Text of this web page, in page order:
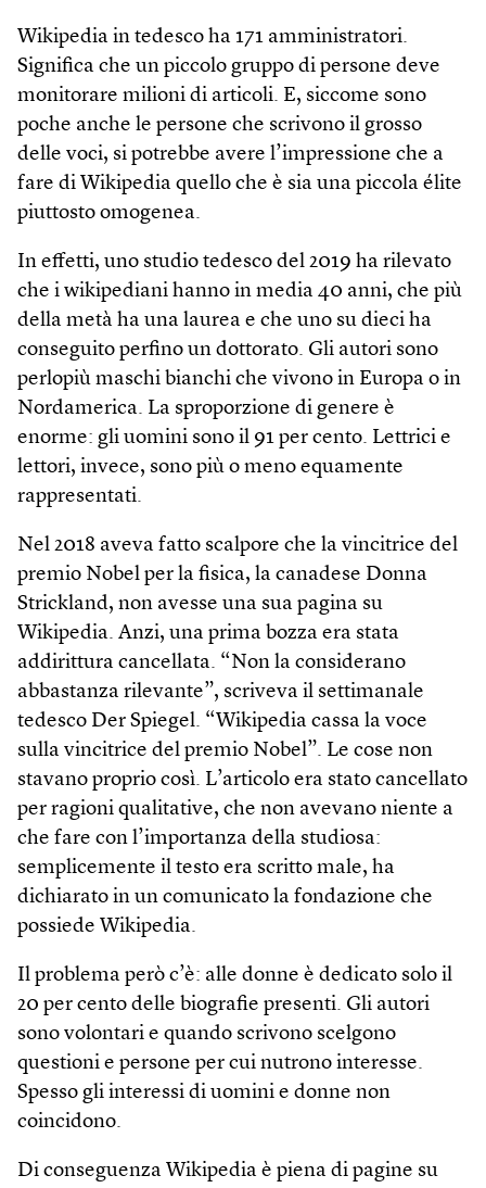
Wikipedia in tedesco ha 171 amministratori.
Significa che un piccolo gruppo di persone deve
monitorare milioni di articoli. E, siccome sono
poche anche le persone che scrivono il grosso
delle voci, si potrebbe avere l’impressione che a
fare di Wikipedia quello che è sia una piccola élite
piuttosto omogenea.
In effetti, uno studio tedesco del 2019 ha rilevato
che i wikipediani hanno in media 40 anni, che più
della metà ha una laurea e che uno su dieci ha
conseguito perfino un dottorato. Gli autori sono
perlopiù maschi bianchi che vivono in Europa o in
Nordamerica. La sproporzione di genere è
enorme: gli uomini sono il 91 per cento. Lettrici e
lettori, invece, sono più o meno equamente
rappresentati.
Nel 2018 aveva fatto scalpore che la vincitrice del
premio Nobel per la fisica, la canadese Donna
Strickland, non avesse una sua pagina su
Wikipedia. Anzi, una prima bozza era stata
addirittura cancellata. “Non la considerano
abbastanza rilevante”, scriveva il settimanale
tedesco Der Spiegel. “Wikipedia cassa la voce
sulla vincitrice del premio Nobel”. Le cose non
stavano proprio così. L’articolo era stato cancellato
per ragioni qualitative, che non avevano niente a
che fare con l’importanza della studiosa:
semplicemente il testo era scritto male, ha
dichiarato in un comunicato la fondazione che
possiede Wikipedia.
Il problema però c’è: alle donne è dedicato solo il
20 per cento delle biografie presenti. Gli autori
sono volontari e quando scrivono scelgono
questioni e persone per cui nutrono interesse.
Spesso gli interessi di uomini e donne non
coincidono.
Di conseguenza Wikipedia è piena di pagine su